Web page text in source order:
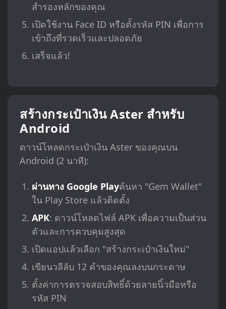
สำรองหลักของคุณ
เปิดใช้งาน Face ID หรือตั้งรหัส PIN เพื่อการ
เข้าถึงที่รวดเร็วและปลอดภัย
เสร็จแล้ว!
สร้างกระเป๋าเงิน Aster สำหรับ
Android
ดาวน์โหลดกระเป๋าเงิน Aster ของคุณบน
Android (2 นาที):
ผ่านทาง Google Playค้นหา "Gem Wallet"
ใน Play Store แล้วติดตั้ง
APK: ดาวน์โหลดไฟล์ APK เพื่อความเป็นส่วน
ตัวและการควบคุมสูงสุด
เปิดแอปแล้วเลือก "สร้างกระเป๋าเงินใหม่"
เขียนวลีลับ 12 คำของคุณลงบนกระดาษ
ตั้งค่าการตรวจสอบสิทธิ์ด้วยลายนิ้วมือหรือ
รหัส PIN